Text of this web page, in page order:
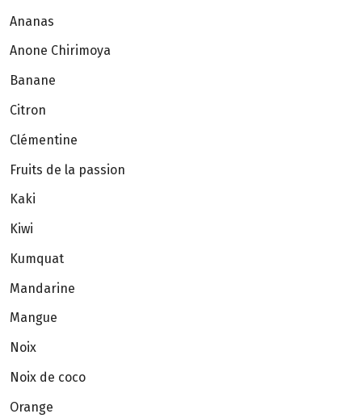
Ananas
Anone Chirimoya
Banane
Citron
Clémentine
Fruits de la passion
Kaki
Kiwi
Kumquat
Mandarine
Mangue
Noix
Noix de coco
Orange